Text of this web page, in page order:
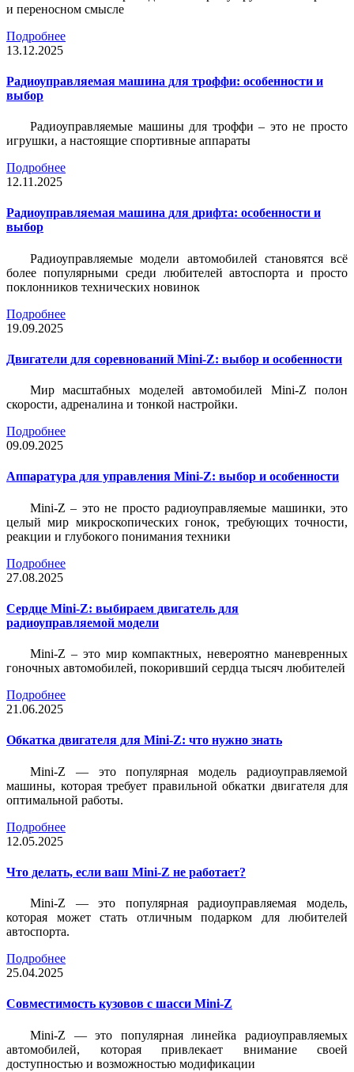
и переносном смысле
Подробнее
13.12.2025
Радиоуправляемая машина для троффи: особенности и
выбор
Радиоуправляемые машины для троффи – это не просто
игрушки, а настоящие спортивные аппараты
Подробнее
12.11.2025
Радиоуправляемая машина для дрифта: особенности и
выбор
Радиоуправляемые модели автомобилей становятся всё
более популярными среди любителей автоспорта и просто
поклонников технических новинок
Подробнее
19.09.2025
Двигатели для соревнований Mini-Z: выбор и особенности
Мир масштабных моделей автомобилей Mini-Z полон
скорости, адреналина и тонкой настройки.
Подробнее
09.09.2025
Аппаратура для управления Mini-Z: выбор и особенности
Mini-Z – это не просто радиоуправляемые машинки, это
целый мир микроскопических гонок, требующих точности,
реакции и глубокого понимания техники
Подробнее
27.08.2025
Сердце Mini-Z: выбираем двигатель для
радиоуправляемой модели
Mini-Z – это мир компактных, невероятно маневренных
гоночных автомобилей, покоривший сердца тысяч любителей
Подробнее
21.06.2025
Обкатка двигателя для Mini-Z: что нужно знать
Mini-Z — это популярная модель радиоуправляемой
машины, которая требует правильной обкатки двигателя для
оптимальной работы.
Подробнее
12.05.2025
Что делать, если ваш Mini-Z не работает?
Mini-Z — это популярная радиоуправляемая модель,
которая может стать отличным подарком для любителей
автоспорта.
Подробнее
25.04.2025
Совместимость кузовов с шасси Mini-Z
Mini-Z — это популярная линейка радиоуправляемых
автомобилей, которая привлекает внимание своей
доступностью и возможностью модификации